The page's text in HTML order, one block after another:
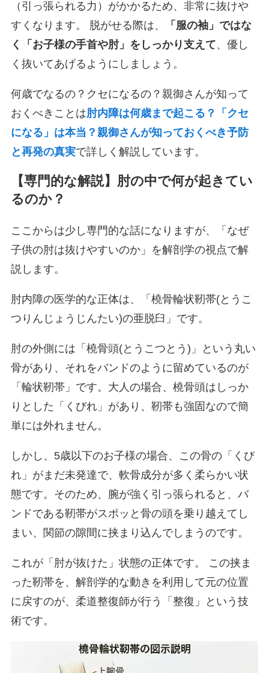
（引っ張られる力）がかかるため、非常に抜けや
すくなります。 脱がせる際は、
「服の袖」ではな
く「お子様の手首や肘」をしっかり支えて、優し
く抜いてあげるようにしましょう。
何歳でなるの？クセになるの？親御さんが知って
おくべきことは肘内障は何歳まで起こる？「クセ
になる」は本当？親御さんが知っておくべき予防
と再発の真実で詳しく解説しています。
【専門的な解説】肘の中で何が起きてい
るのか？
ここからは少し専門的な話になりますが、「なぜ
子供の肘は抜けやすいのか」を解剖学の視点で解
説します。
肘内障の医学的な正体は、「橈骨輪状靭帯(とうこ
つりんじょうじんたい)の亜脱臼」です。
肘の外側には「橈骨頭(とうこつとう)」という丸い
骨があり、それをバンドのように留めているのが
「輪状靭帯」です。大人の場合、橈骨頭はしっか
りとした「くびれ」があり、靭帯も強固なので簡
単には外れません。
しかし、5歳以下のお子様の場合、この骨の「くび
れ」がまだ未発達で、軟骨成分が多く柔らかい状
態です。そのため、腕が強く引っ張られると、バ
ンドである靭帯がスポッと骨の頭を乗り越えてし
まい、関節の隙間に挟まり込んでしまうのです。
これが「肘が抜けた」状態の正体です。 この挟ま
った靭帯を、解剖学的な動きを利用して元の位置
に戻すのが、柔道整復師が行う「整復」という技
術です。